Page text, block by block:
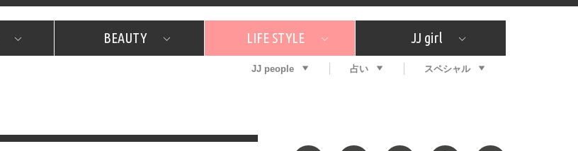
JJスタッフの"それどこの"？ プチプラ プレゼント
BEAUTY
コスメ全部試してみた What's NEW？ 特集
LIFE STYLE
JJグルメガイド エンタメ プレゼント
恋愛
JJ girl
特集 おしゃラン！
JJ people 占い スペシャル